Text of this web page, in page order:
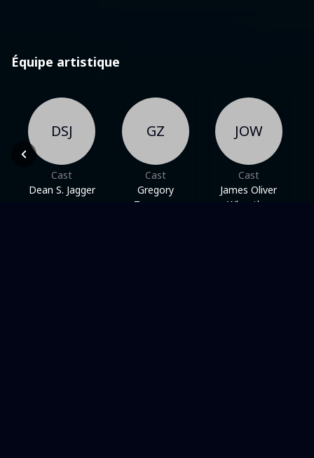
Équipe artistique
DSJ
Cast
Dean S. Jagger
GZ
Cast
Gregory
Zaragoza
JOW
Cast
James Oliver
Wheatley